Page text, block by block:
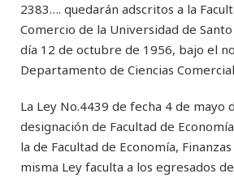
2383…. quedarán adscritos a la
Comercio de la Universidad de
día 12 de octubre de 1956, bajo el
Departamento de Ciencias
La Ley No.4439 de fecha 4 de mayo
designación de Facultad de
la de Facultad de Economía,
misma Ley faculta a los egresados